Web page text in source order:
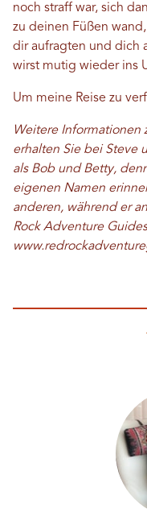
noch straff war, sich
zu deinen Füßen
dir aufragten und dich
wirst mutig wieder ins
Um meine Reise zu
Weitere Informationen
erhalten Sie bei Steve
als Bob und Betty,
eigenen Namen
anderen, während er
Rock Adventure